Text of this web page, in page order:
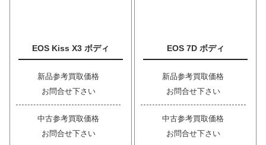
EOS Kiss X3 ボディ
新品参考買取価格
お問合せ下さい
中古参考買取価格
お問合せ下さい
EOS 7D ボディ
新品参考買取価格
お問合せ下さい
中古参考買取価格
お問合せ下さい